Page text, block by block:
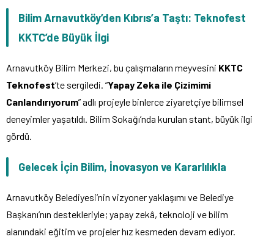
Bilim Arnavutköy’den Kıbrıs’a Taştı: Teknofest
KKTC’de Büyük İlgi
Arnavutköy Bilim Merkezi, bu çalışmaların meyvesini KKTC
Teknofest’te sergiledi. “Yapay Zeka ile Çizimimi
Canlandırıyorum” adlı projeyle binlerce ziyaretçiye bilimsel
deneyimler yaşatıldı. Bilim Sokağı’nda kurulan stant, büyük ilgi
gördü.
Gelecek İçin Bilim, İnovasyon ve Kararlılıkla
Arnavutköy Belediyesi’nin vizyoner yaklaşımı ve Belediye
Başkanı’nın destekleriyle; yapay zekâ, teknoloji ve bilim
alanındaki eğitim ve projeler hız kesmeden devam ediyor.